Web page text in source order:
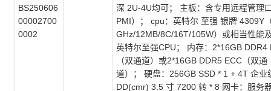
BS250606
00002700
0002
深 2U-4U均可； 主板：含专用远程管理
PMI）； cpu：英特尔 至强 银牌 4309Y
GHz/12MB/8C/16T/105W）或相当性能
英特尔至强CPU； 内存：2*16GB DDR4
（双通道）或2*16GB DDR5 ECC（双通
道）； 硬盘：256GB SSD * 1 + 4T 企业
DD(cmr) 3.5 寸 7200 转 * 8 网卡：服务